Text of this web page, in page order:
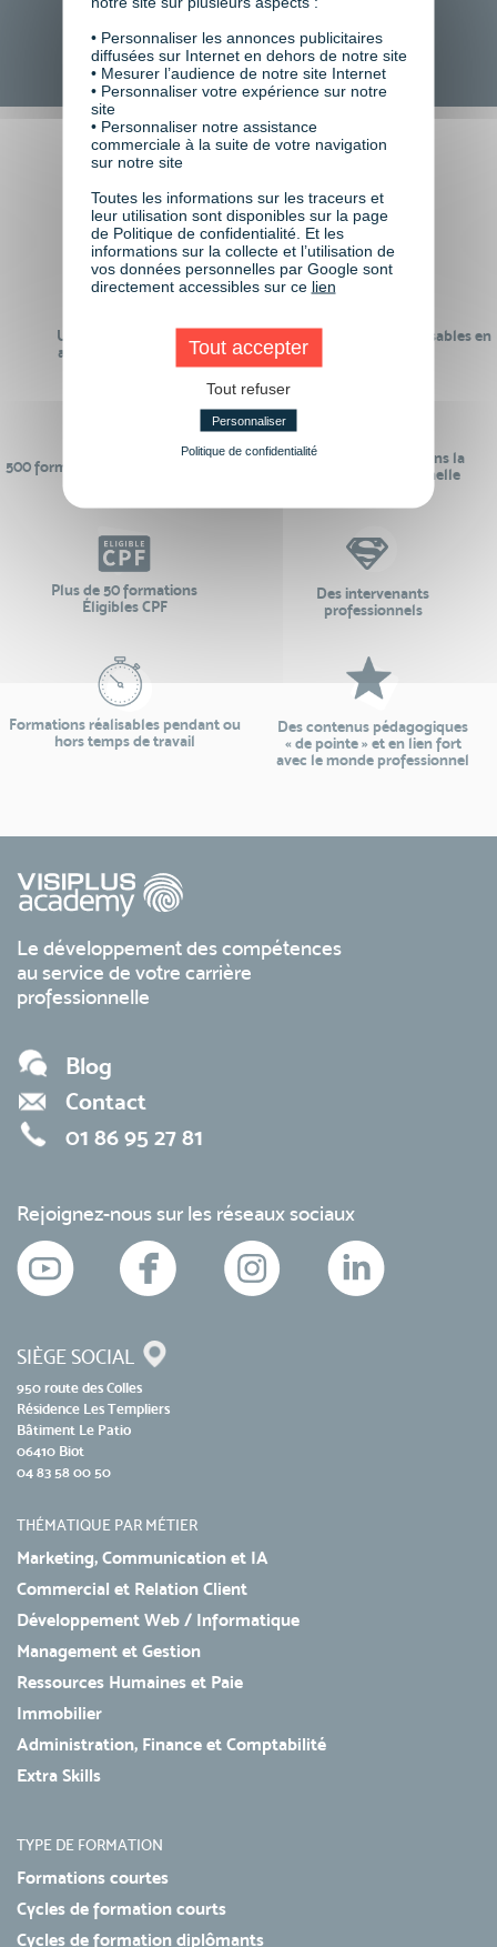
TOUTES NOS FORMATIONS COURTES
Faire le choix de VISIPLUS
academy c’est
Un réseau de 22 000
anciens participants
100% des formations réalisables en
500 formations pour se préparer au
24 ans d'expérience dans la
formation professionnelle
Plus de 50 formations
Éligibles CPF
Des intervenants
professionnels
Formations réalisables pendant ou
hors temps de travail
Des contenus pédagogiques
« de pointe » et en lien fort
avec le monde professionnel
Le développement des compétences
au service de votre carrière
professionnelle
Blog
Contact
01 86 95 27 81
Rejoignez-nous sur les réseaux sociaux
SIÈGE SOCIAL
950 route des Colles
Résidence Les Templiers
Bâtiment Le Patio
06410 Biot
04 83 58 00 50
THÉMATIQUE PAR MÉTIER
Marketing, Communication et IA
Commercial et Relation Client
Développement Web / Informatique
Management et Gestion
Ressources Humaines et Paie
Immobilier
Administration, Finance et Comptabilité
Extra Skills
TYPE DE FORMATION
Formations courtes
Cycles de formation courts
Cycles de formation diplômants
• Personnaliser les annonces publicitaires
diffusées sur Internet en dehors de notre site
• Mesurer l’audience de notre site Internet
• Personnaliser votre expérience sur notre
site
• Personnaliser notre assistance
commerciale à la suite de votre navigation
sur notre site
Toutes les informations sur les traceurs et
leur utilisation sont disponibles sur la page
de Politique de confidentialité. Et les
informations sur la collecte et l’utilisation de
vos données personnelles par Google sont
directement accessibles sur ce lien
Tout accepter
Tout refuser
Personnaliser
Politique de confidentialité